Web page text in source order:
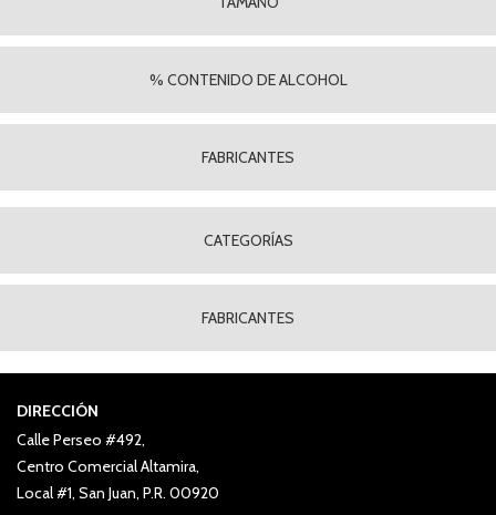
% CONTENIDO DE ALCOHOL
FABRICANTES
CATEGORÍAS
FABRICANTES
DIRECCIÓN
Calle Perseo #492,
Centro Comercial Altamira,
Local #1, San Juan, P.R. 00920